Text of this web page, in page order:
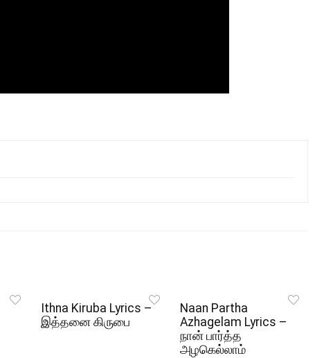
Ithna Kiruba Lyrics –
இத்தனை கிருபை
Naan Partha
Azhagelam Lyrics –
நான் பார்த்த
அழகெல்லாம்